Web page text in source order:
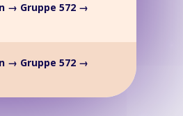
→ Gruppe 572 →
→ Gruppe 572 →